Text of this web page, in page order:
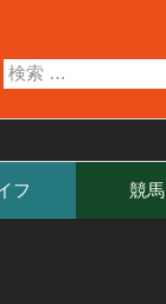
フ 競馬